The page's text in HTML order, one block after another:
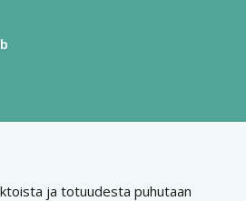
ja totuudesta puhutaan